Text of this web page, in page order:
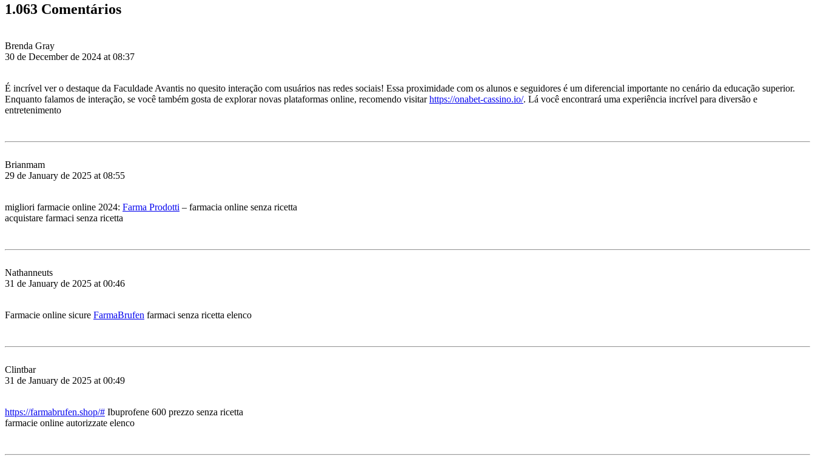
1.063 Comentários
Brenda Gray
30 de December de 2024 at 08:37
É incrível ver o destaque da Faculdade Avantis no quesito interação com usuários nas redes sociais! Essa proximidade com os alunos e seguidores é um diferencial importante no cenário da educação superior.
Enquanto falamos de interação, se você também gosta de explorar novas plataformas online, recomendo visitarhttps://onabet-cassino.io/. Lá você encontrará uma experiência incrível para diversão e
entretenimento
Brianmam
29 de January de 2025 at 08:55
migliori farmacie online 2024: Farma Prodotti – farmacia online senza ricetta
acquistare farmaci senza ricetta
Nathanneuts
31 de January de 2025 at 00:46
Farmacie online sicure FarmaBrufen farmaci senza ricetta elenco
Clintbar
31 de January de 2025 at 00:49
https://farmabrufen.shop/# Ibuprofene 600 prezzo senza ricetta
farmacie online autorizzate elenco